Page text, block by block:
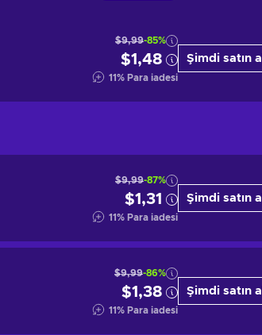
$9,99-85%
$1,48
11% Para iadesi
Şimdi satın al
$9,99-87%
$1,31
11% Para iadesi
Şimdi satın al
$9,99-86%
$1,38
11% Para iadesi
Şimdi satın al